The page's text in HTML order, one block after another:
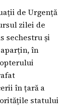
de Urgență
zilei de
sechestru și
în
în țară a
statului